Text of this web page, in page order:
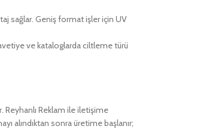
sağlar. Geniş format işler için UV
ve kataloglarda ciltleme türü
Reklam ile iletişime
alındıktan sonra üretime başlanır;